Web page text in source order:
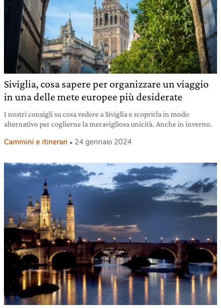
Siviglia, cosa sapere per organizzare un viaggio
in una delle mete europee più desiderate
I nostri consigli su cosa vedere a Siviglia e scoprirla in modo
alternativo per coglierne la meravigliosa unicità. Anche in inverno.
Cammini e itinerari 24 gennaio 2024